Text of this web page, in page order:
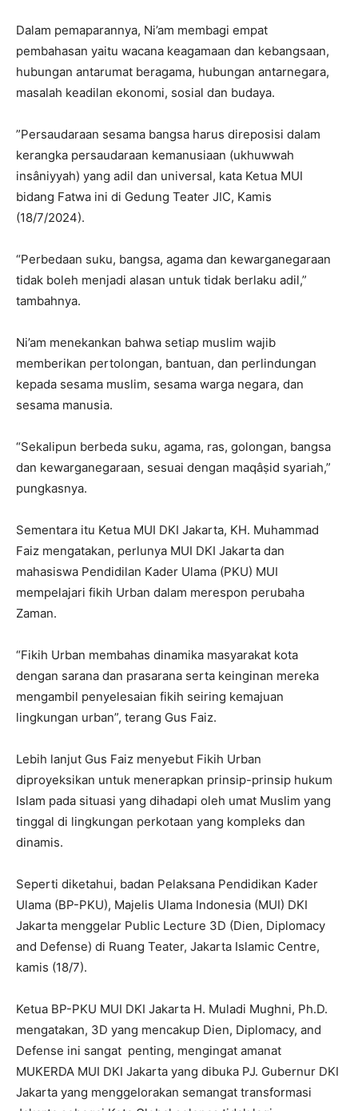
Dalam pemaparannya, Ni’am membagi empat
pembahasan yaitu wacana keagamaan dan kebangsaan,
hubungan antarumat beragama, hubungan antarnegara,
masalah keadilan ekonomi, sosial dan budaya.
”Persaudaraan sesama bangsa harus direposisi dalam
kerangka persaudaraan kemanusiaan (ukhuwwah
insâniyyah) yang adil dan universal, kata Ketua MUI
bidang Fatwa ini di Gedung Teater JIC, Kamis
(18/7/2024).
“Perbedaan suku, bangsa, agama dan kewarganegaraan
tidak boleh menjadi alasan untuk tidak berlaku adil,”
tambahnya.
Ni’am menekankan bahwa setiap muslim wajib
memberikan pertolongan, bantuan, dan perlindungan
kepada sesama muslim, sesama warga negara, dan
sesama manusia.
“Sekalipun berbeda suku, agama, ras, golongan, bangsa
dan kewarganegaraan, sesuai dengan maqâṣid syariah,”
pungkasnya.
Sementara itu Ketua MUI DKI Jakarta, KH. Muhammad
Faiz mengatakan, perlunya MUI DKI Jakarta dan
mahasiswa Pendidilan Kader Ulama (PKU) MUI
mempelajari fikih Urban dalam merespon perubaha
Zaman.
“Fikih Urban membahas dinamika masyarakat kota
dengan sarana dan prasarana serta keinginan mereka
mengambil penyelesaian fikih seiring kemajuan
lingkungan urban”, terang Gus Faiz.
Lebih lanjut Gus Faiz menyebut Fikih Urban
diproyeksikan untuk menerapkan prinsip-prinsip hukum
Islam pada situasi yang dihadapi oleh umat Muslim yang
tinggal di lingkungan perkotaan yang kompleks dan
dinamis.
Seperti diketahui, badan Pelaksana Pendidikan Kader
Ulama (BP-PKU), Majelis Ulama Indonesia (MUI) DKI
Jakarta menggelar Public Lecture 3D (Dien, Diplomacy
and Defense) di Ruang Teater, Jakarta Islamic Centre,
kamis (18/7).
Ketua BP-PKU MUI DKI Jakarta H. Muladi Mughni, Ph.D.
mengatakan, 3D yang mencakup Dien, Diplomacy, and
Defense ini sangat penting, mengingat amanat
MUKERDA MUI DKI Jakarta yang dibuka PJ. Gubernur DKI
Jakarta yang menggelorakan semangat transformasi